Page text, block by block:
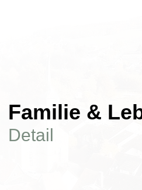
Familie &
Detail